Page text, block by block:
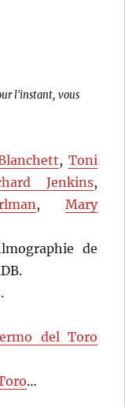
l'instant, vous
, Toni
Jenkins,
, Mary
de
del Toro
…